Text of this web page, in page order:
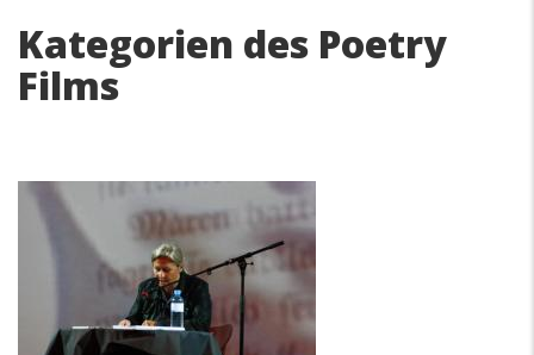
Kategorien des Poetry
Films